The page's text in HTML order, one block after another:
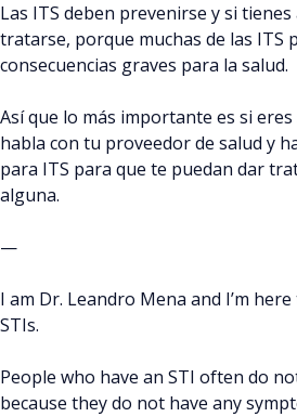
Las ITS deben prevenirse y si
tratarse, porque muchas de las ITS
consecuencias graves para la salud.
Así que lo más importante es si
habla con tu proveedor de salud y
para ITS para que te puedan dar
alguna.
—
I am Dr. Leandro Mena and I’m
STIs.
People who have an STI often do
because they do not have any